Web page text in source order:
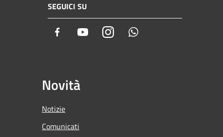
SEGUICI SU
Facebook YoutubeInstagram
Novità
Notizie
Comunicati